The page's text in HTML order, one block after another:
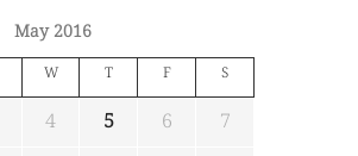
May 2016
W T F S
4 5 6
7